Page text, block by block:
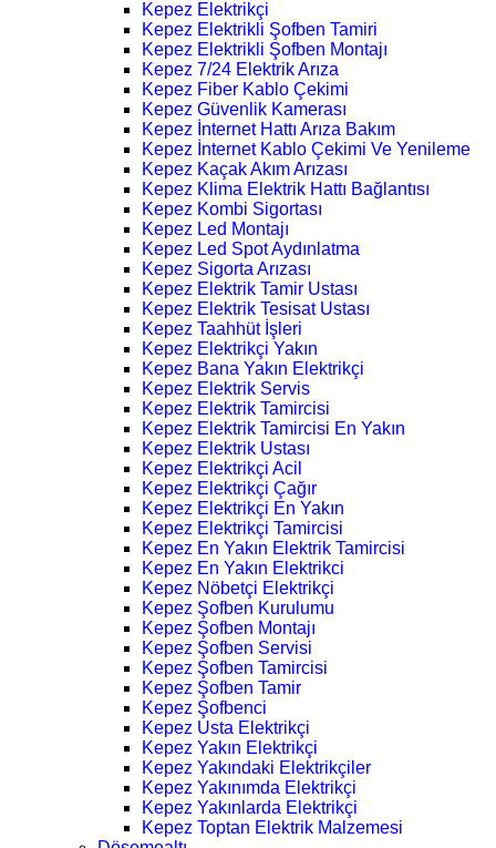
Kepez Elektrikçi
Kepez Elektrikli Şofben Tamiri
Kepez Elektrikli Şofben Montajı
Kepez 7/24 Elektrik Arıza
Kepez Fiber Kablo Çekimi
Kepez Güvenlik Kamerası
Kepez İnternet Hattı Arıza Bakım
Kepez İnternet Kablo Çekimi Ve Yenileme
Kepez Kaçak Akım Arızası
Kepez Klima Elektrik Hattı Bağlantısı
Kepez Kombi Sigortası
Kepez Led Montajı
Kepez Led Spot Aydınlatma
Kepez Sigorta Arızası
Kepez Elektrik Tamir Ustası
Kepez Elektrik Tesisat Ustası
Kepez Taahhüt İşleri
Kepez Elektrikçi Yakın
Kepez Bana Yakın Elektrikçi
Kepez Elektrik Servis
Kepez Elektrik Tamircisi
Kepez Elektrik Tamircisi En Yakın
Kepez Elektrik Ustası
Kepez Elektrikçi Acil
Kepez Elektrikçi Çağır
Kepez Elektrikçi En Yakın
Kepez Elektrikçi Tamircisi
Kepez En Yakın Elektrik Tamircisi
Kepez En Yakın Elektrikci
Kepez Nöbetçi Elektrikçi
Kepez Şofben Kurulumu
Kepez Şofben Montajı
Kepez Şofben Servisi
Kepez Şofben Tamircisi
Kepez Şofben Tamir
Kepez Şofbenci
Kepez Usta Elektrikçi
Kepez Yakın Elektrikçi
Kepez Yakındaki Elektrikçiler
Kepez Yakınımda Elektrikçi
Kepez Yakınlarda Elektrikçi
Kepez Toptan Elektrik Malzemesi